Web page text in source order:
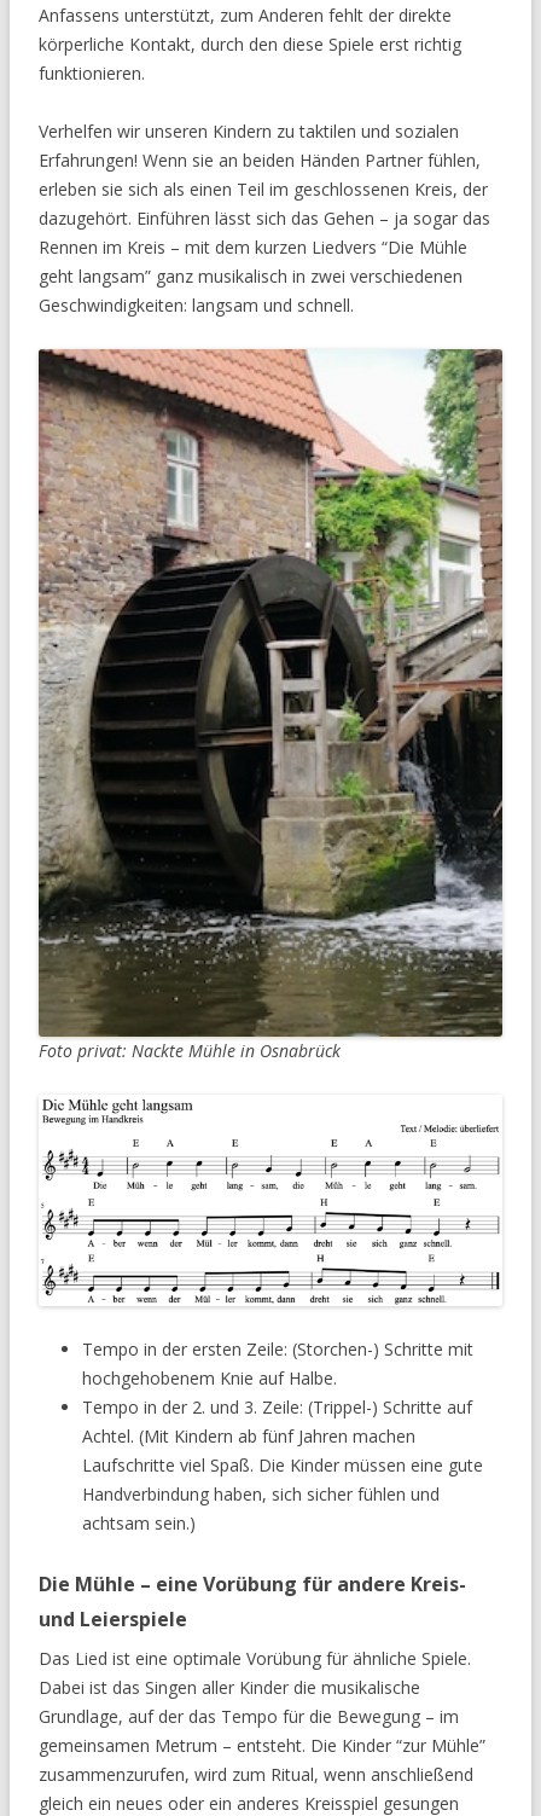
Anfassens unterstützt, zum Anderen fehlt der direkte
körperliche Kontakt, durch den diese Spiele erst richtig
funktionieren.
Verhelfen wir unseren Kindern zu taktilen und sozialen
Erfahrungen! Wenn sie an beiden Händen Partner fühlen,
erleben sie sich als einen Teil im geschlossenen Kreis, der
dazugehört. Einführen lässt sich das Gehen – ja sogar das
Rennen im Kreis – mit dem kurzen Liedvers “Die Mühle
geht langsam” ganz musikalisch in zwei verschiedenen
Geschwindigkeiten: langsam und schnell.
Foto privat: Nackte Mühle in Osnabrück
Tempo in der ersten Zeile: (Storchen-) Schritte mit
hochgehobenem Knie auf Halbe.
Tempo in der 2. und 3. Zeile: (Trippel-) Schritte auf
Achtel. (Mit Kindern ab fünf Jahren machen
Laufschritte viel Spaß. Die Kinder müssen eine gute
Handverbindung haben, sich sicher fühlen und
achtsam sein.)
Die Mühle – eine Vorübung für andere Kreis-
und Leierspiele
Das Lied ist eine optimale Vorübung für ähnliche Spiele.
Dabei ist das Singen aller Kinder die musikalische
Grundlage, auf der das Tempo für die Bewegung – im
gemeinsamen Metrum – entsteht. Die Kinder “zur Mühle”
zusammenzurufen, wird zum Ritual, wenn anschließend
gleich ein neues oder ein anderes Kreisspiel gesungen